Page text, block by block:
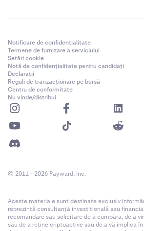
Notificare de confidențialitate
Termene de furnizare a serviciului
Setări cookie
Notă de confidențialitate pentru candidați
Declarații
Reguli de tranzacționare pe bursă
Centru de conformitate
Nu vinde/distribui
© 2011 - 2026 Payward, Inc.
Aceste materiale sunt destinate exclusiv
reprezintă consultanță investițională sau
recomandare sau solicitare de a cumpăra, de a
sau de a reține criptoactive sau de a vă implica